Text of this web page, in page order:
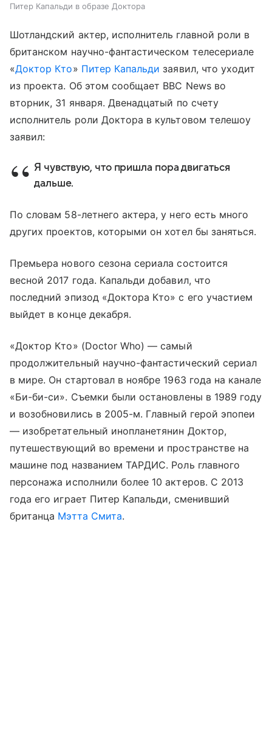
Питер Капальди в образе Доктора
Шотландский актер, исполнитель главной роли в
британском научно-фантастическом телесериале
«Доктор Кто» Питер Капальди заявил, что уходит
из проекта. Об этом сообщает BBC News во
вторник, 31 января. Двенадцатый по счету
исполнитель роли Доктора в культовом телешоу
заявил:
Я чувствую, что пришла пора двигаться
дальше.
По словам 58-летнего актера, у него есть много
других проектов, которыми он хотел бы заняться.
Премьера нового сезона сериала состоится
весной 2017 года. Капальди добавил, что
последний эпизод «Доктора Кто» с его участием
выйдет в конце декабря.
«Доктор Кто» (Doctor Who) — самый
продолжительный научно-фантастический сериал
в мире. Он стартовал в ноябре 1963 года на канале
«Би-би-си». Съемки были остановлены в 1989 году
и возобновились в 2005-м. Главный герой эпопеи
— изобретательный инопланетянин Доктор,
путешествующий во времени и пространстве на
машине под названием ТАРДИС. Роль главного
персонажа исполнили более 10 актеров. С 2013
года его играет Питер Капальди, сменивший
британца Мэтта Смита.